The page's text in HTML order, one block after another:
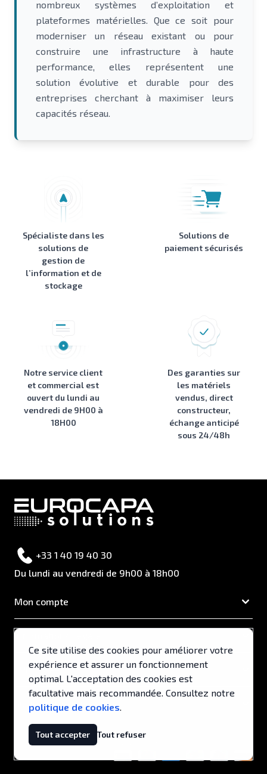
nombreux systèmes d’exploitation et
plateformes matérielles. Que ce soit pour
moderniser un réseau existant ou pour
construire une infrastructure à haute
performance, elles représentent une
solution évolutive et durable pour des
entreprises cherchant à maximiser leurs
capacités réseau.
Spécialiste dans les
solutions de
gestion de
l’information et de
stockage
Solutions de
paiement sécurisés
Notre service client
et commercial est
ouvert du lundi au
vendredi de 9H00 à
18H00
Des garanties sur
les matériels
vendus, direct
constructeur,
échange anticipé
sous 24/48h
+33 1 40 19 40 30
Du lundi au vendredi de 9h00 à 18h00
Mon compte
Informations Légales
EUROCAPA
Support & Services
Ce site utilise des cookies pour améliorer votre
expérience et assurer un fonctionnement
optimal. L'acceptation des cookies est
facultative mais recommandée. Consultez notre
politique de cookies.
Tout accepter Tout refuser